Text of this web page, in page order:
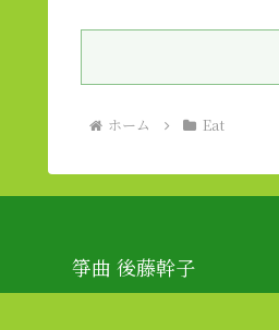
ホーム Eat
箏曲 後藤幹子